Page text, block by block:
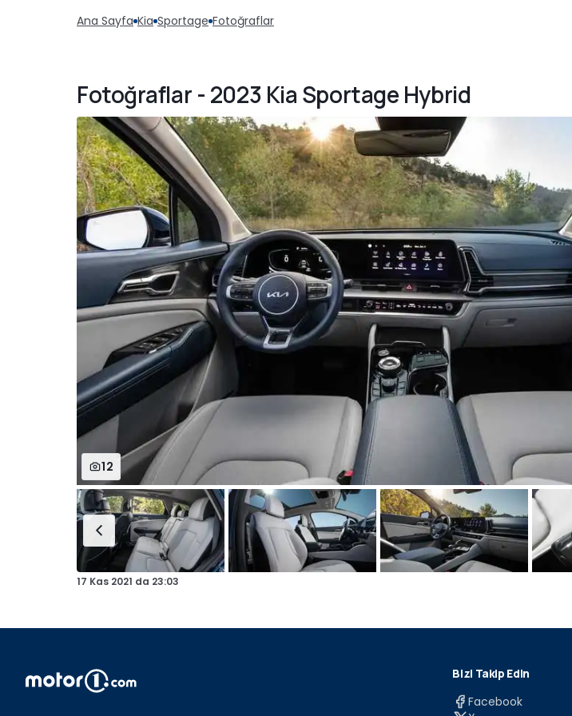
Ana Sayfa Kia Sportage Fotoğraflar
Fotoğraflar - 2023 Kia Sportage Hybrid
12
17 Kas 2021 da 23:03
Bizi Takip Edin
Facebook